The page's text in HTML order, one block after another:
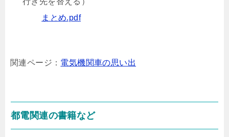
まとめ.pdf
関連ページ： 電気機関車の思い出
都電関連の書籍など